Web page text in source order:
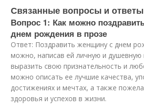
Связанные вопросы и
Вопрос 1: Как можно
днем рождения в прозе
Ответ: Поздравить женщину с днем
можно, написав ей личную и душевную
выразить свою признательность и
можно описать ее лучшие качества,
достижениях и мечтах, а также
здоровья и успехов в жизни.